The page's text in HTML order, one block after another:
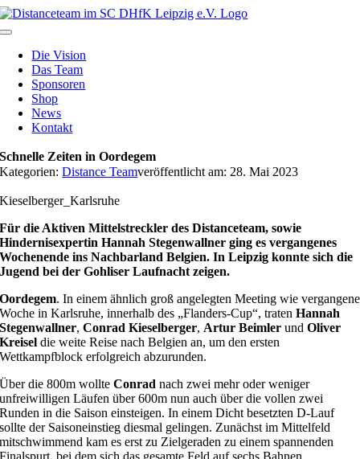
Zum
Inhalt
Toggle
NavigationDie Vision
Das Team
Sponsoren
Shop
News
Kontakt
Schnelle Zeiten in Oordegem
Kategorien:Distance Teamveröffentlicht am: 28. Mai 2023
Kieselberger_Karlsruhe
Für die Aktiven Mittelstreckler des Distanceteam, sowie
Hindernisexpertin Hannah Stegenwallner ging es vergangenes
Wochenende ins Nachbarland Belgien. In Leipzig konnte sich die
Jugend bei der Gohliser Laufnacht zeigen.
Oordegem. In einem ähnlich groß angelegten Meeting wie vergangene
Woche in Karlsruhe, innerhalb des „Flanders-Cup“, tratenHannah
Stegenwallner,Conrad Kieselberger, Artur Beimler undOliver
Kreisel die weite Reise nach Belgien an, um den ersten
Wettkampfblock erfolgreich abzurunden.
Über die 800m wollteConrad nach zwei mehr oder weniger
unfreiwilligen Läufen über 600m nun auch über die vollen zwei
Runden in die Saison einsteigen. In einem Dicht besetzten D-Lauf
sollte der Saisoneinstieg diesmal gelingen. Zunächst im Mittelfeld
mitschwimmend kam es erst zu Zielgeraden zu einem spannenden
Finalspurt, bei dem sich das gesamte Feld auf sechs Bahnen